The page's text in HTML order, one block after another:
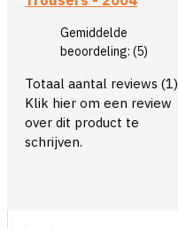
Gemiddelde
beoordeling: (5)
Totaal aantal reviews (1)
Klik hier om een review
over dit product te
schrijven.